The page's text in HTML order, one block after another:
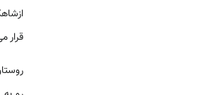
قرار